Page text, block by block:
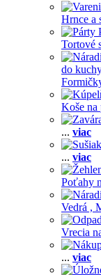
Hrnce a
Tortové
do
Koše na
... viac
... viac
Poťahy
Vedrá ,
Vrecia
... viac